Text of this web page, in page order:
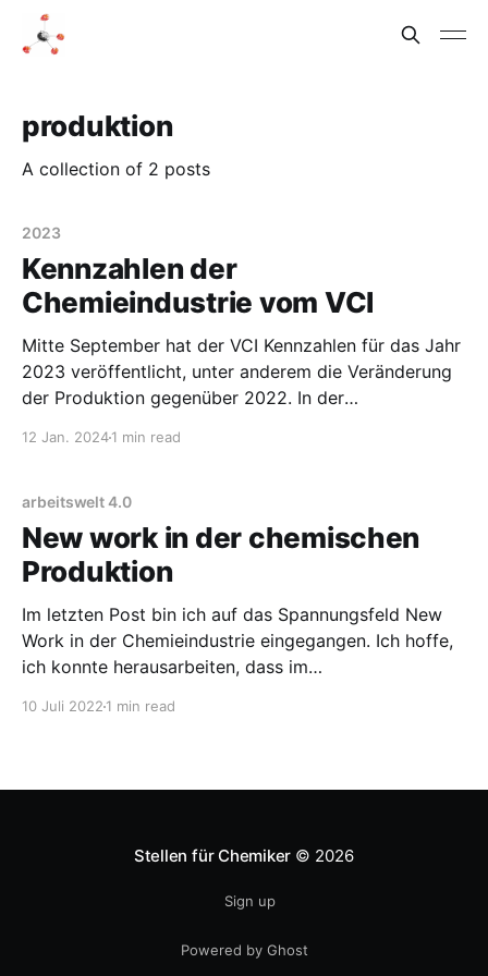
produktion
A collection of 2 posts
2023
Kennzahlen der
Chemieindustrie vom VCI
Mitte September hat der VCI Kennzahlen für das Jahr
2023 veröffentlicht, unter anderem die Veränderung
der Produktion gegenüber 2022. In der
energieintensiveren und vermutlich
margenschwächeren Sparten wie Petrochemie,
Polymere
12 Jan. 20241 min read
arbeitswelt 4.0
New work in der chemischen
Produktion
Im letzten Post bin ich auf das Spannungsfeld New
Work in der Chemieindustrie eingegangen. Ich hoffe,
ich konnte herausarbeiten, dass im
10 Juli 2022 1 min read
Stellen für Chemiker © 2026
Sign up
Powered by Ghost